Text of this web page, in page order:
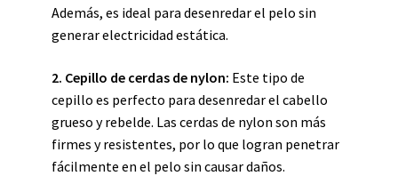
Además, es ideal para desenredar el pelo sin
generar electricidad estática.
2. Cepillo de cerdas de nylon: Este tipo de
cepillo es perfecto para desenredar el cabello
grueso y rebelde. Las cerdas de nylon son más
firmes y resistentes, por lo que logran penetrar
fácilmente en el pelo sin causar daños.